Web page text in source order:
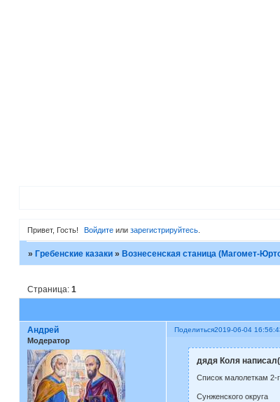
Привет, Гость! Войдите илизарегистрируйтесь
» Гребенские казаки » Вознесенская станица (Магомет-
Страница: 1
Поделиться2019-06-04
Андрей
Модератор
дядя Коля
Список малолеткам 2-
Сунженского округа